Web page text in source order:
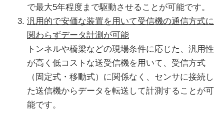
で最大5年程度まで駆動させることが可能です。
汎用的で安価な装置を用いて受信機の通信方式に
関わらずデータ計測が可能
トンネルや橋梁などの現場条件に応じた、汎用性
が高く低コストな送受信機を用いて、受信方式
（固定式・移動式）に関係なく、センサに接続し
た送信機からデータを転送して計測することが可
能です。